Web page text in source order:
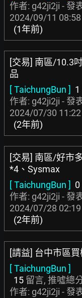
作者: g42ji2ji - 發
2024/09/11 08:58
(1年前)
[交易] 南區/10.3
品
[ TaichungBun ] 1
作者: g42ji2ji - 發
2024/07/30 11:22
(2年前)
[交易] 南區/好市
*4、Sysmax
[ TaichungBun ] 0
作者: g42ji2ji - 發
2024/07/28 02:19
(2年前)
[請益] 台中市區
[ TaichungBun ]
15 留言, 推噓總
作者: g42ji2ji - 發